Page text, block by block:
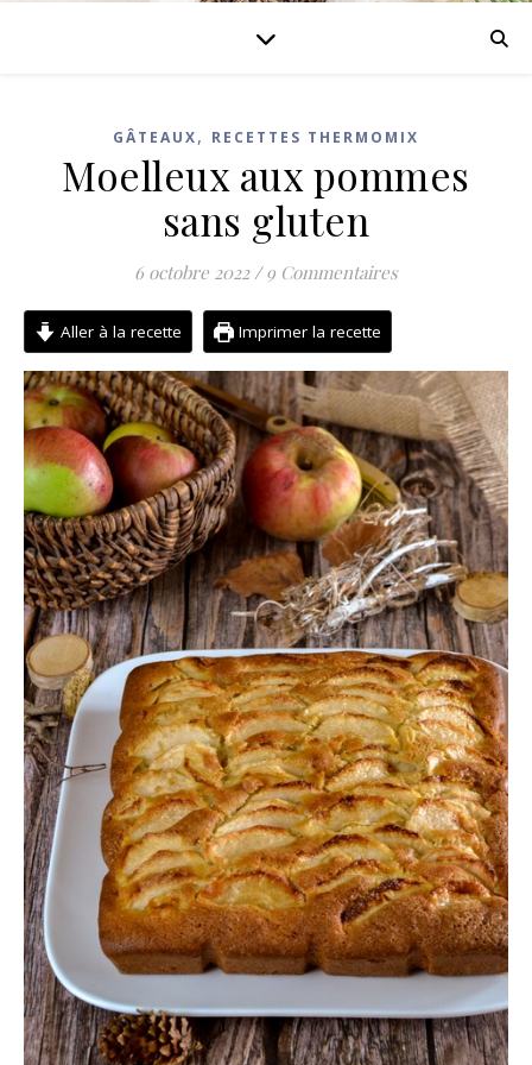
GÂTEAUX, RECETTES THERMOMIX
Moelleux aux pommes
sans gluten
6 octobre 2022 / 9 Commentaires
Aller à la recette Imprimer la recette